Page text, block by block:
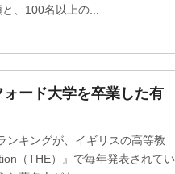
、100名以上の...
ード大学を卒業した有
キングが、イギリスの高等教
（THE）』で毎年発表されてい